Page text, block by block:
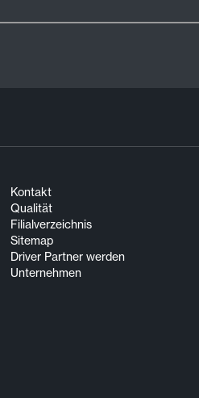
Kontakt
Qualität
Filialverzeichnis
Sitemap
Driver Partner werden
Unternehmen